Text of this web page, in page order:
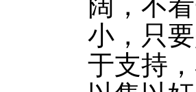
小，只
于支持